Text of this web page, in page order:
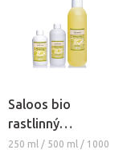
Saloos bio
rastlinný
masážny olej -
250 ml / 500 ml / 1000